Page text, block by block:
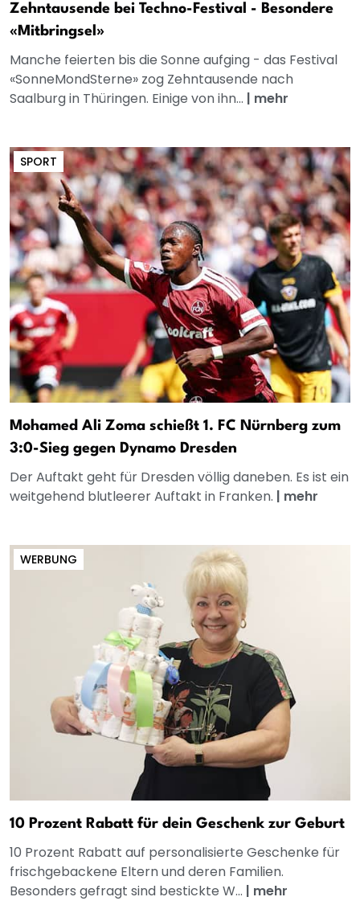
Zehntausende bei Techno-Festival - Besondere
«Mitbringsel»
Manche feierten bis die Sonne aufging - das Festival
«SonneMondSterne» zog Zehntausende nach
Saalburg in Thüringen. Einige von ihn... | mehr
SPORT
Mohamed Ali Zoma schießt 1. FC Nürnberg zum
3:0-Sieg gegen Dynamo Dresden
Der Auftakt geht für Dresden völlig daneben. Es ist ein
weitgehend blutleerer Auftakt in Franken. | mehr
WERBUNG
10 Prozent Rabatt für dein Geschenk zur Geburt
10 Prozent Rabatt auf personalisierte Geschenke für
frischgebackene Eltern und deren Familien.
Besonders gefragt sind bestickte W... | mehr